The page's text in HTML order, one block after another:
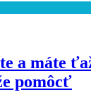
a máte
pomôcť